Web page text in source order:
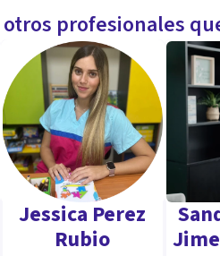
otros profesionales
Jessica Perez
Rubio